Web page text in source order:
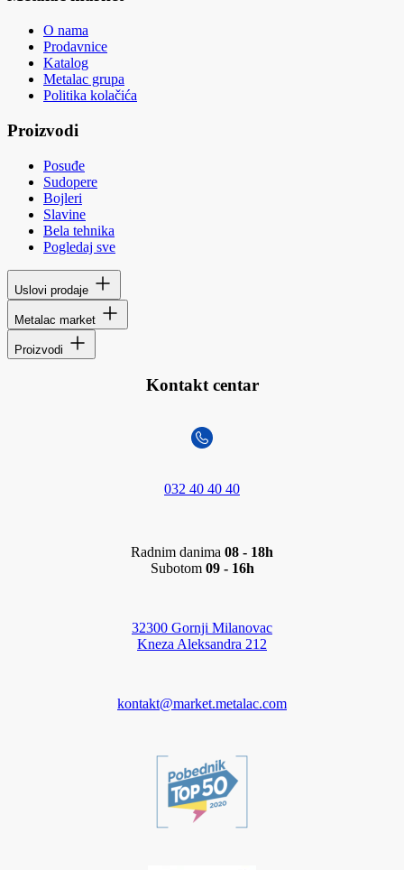
O nama
Prodavnice
Katalog
Metalac grupa
Politika kolačića
Proizvodi
Posuđe
Sudopere
Bojleri
Slavine
Bela tehnika
Pogledaj sve
Uslovi prodaje
Metalac market
Proizvodi
Kontakt centar
032 40 40 40
Radnim danima 08 - 18h
Subotom 09 - 16h
32300 Gornji Milanovac
Kneza Aleksandra 212
kontakt@market.metalac.com